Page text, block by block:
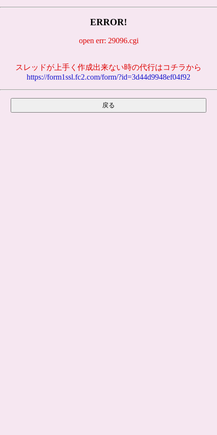
ERROR!
open err: 29096.cgi
スレッドが上手く作成出来ない時の代行はコチラから
https://form1ssl.fc2.com/form/?id=3d44d9948ef04f92